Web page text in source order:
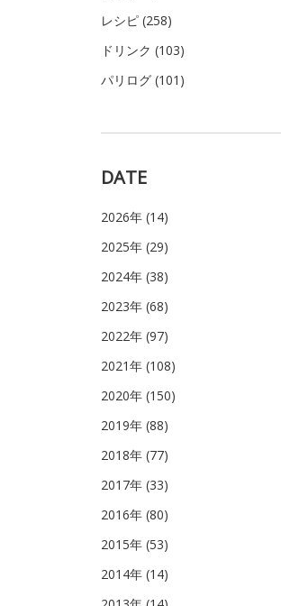
レシピ (258)
ドリンク (103)
パリログ (101)
DATE
2026年 (14)
2025年 (29)
2024年 (38)
2023年 (68)
2022年 (97)
2021年 (108)
2020年 (150)
2019年 (88)
2018年 (77)
2017年 (33)
2016年 (80)
2015年 (53)
2014年 (14)